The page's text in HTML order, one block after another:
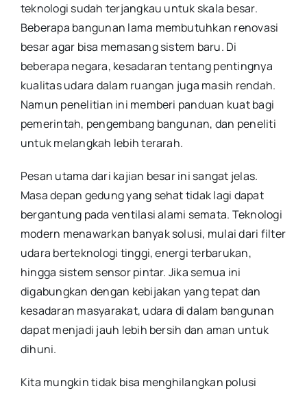
teknologi sudah terjangkau untuk skala besar.
Beberapa bangunan lama membutuhkan renovasi
besar agar bisa memasang sistem baru. Di
beberapa negara, kesadaran tentang pentingnya
kualitas udara dalam ruangan juga masih rendah.
Namun penelitian ini memberi panduan kuat bagi
pemerintah, pengembang bangunan, dan peneliti
untuk melangkah lebih terarah.
Pesan utama dari kajian besar ini sangat jelas.
Masa depan gedung yang sehat tidak lagi dapat
bergantung pada ventilasi alami semata. Teknologi
modern menawarkan banyak solusi, mulai dari filter
udara berteknologi tinggi, energi terbarukan,
hingga sistem sensor pintar. Jika semua ini
digabungkan dengan kebijakan yang tepat dan
kesadaran masyarakat, udara di dalam bangunan
dapat menjadi jauh lebih bersih dan aman untuk
dihuni.
Kita mungkin tidak bisa menghilangkan polusi